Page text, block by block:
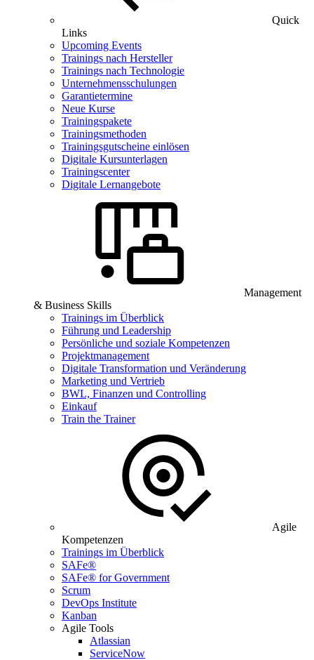
Quick
Links
Upcoming Events
Trainings nach Hersteller
Trainings nach Technologie
Unternehmensschulungen
Garantietermine
Neue Kurse
Trainingspakete
Trainingsmethoden
Trainingsgutscheine einlösen
Digitale Kursunterlagen
Trainingscenter
Digitale Lernangebote
Management
& Business Skills
Trainings im Überblick
Führung und Leadership
Persönliche und soziale Kompetenzen
Projektmanagement
Digitale Transformation und Veränderung
Marketing und Vertrieb
BWL, Finanzen und Controlling
Einkauf
Train the Trainer
Agile
Kompetenzen
Trainings im Überblick
SAFe®
SAFe® for Government
Scrum
DevOps Institute
Kanban
Agile Tools
Atlassian
ServiceNow